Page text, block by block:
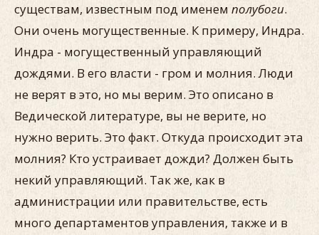
существам, известным под именем полубоги.
Они очень могущественные. К примеру, Индра.
Индра - могущественный управляющий
дождями. В его власти - гром и молния. Люди
не верят в это, но мы верим. Это описано в
Ведической литературе, вы не верите, но
нужно верить. Это факт. Откуда происходит эта
молния? Кто устраивает дожди? Должен быть
некий управляющий. Так же, как в
администрации или правительстве, есть
много департаментов управления, также и в